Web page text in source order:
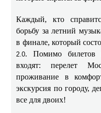
Каждый, кто
борьбу за летний
в финале, который
2.0. Помимо билетов
входят: перелет
проживание в
экскурсия по городу,
все для двоих!